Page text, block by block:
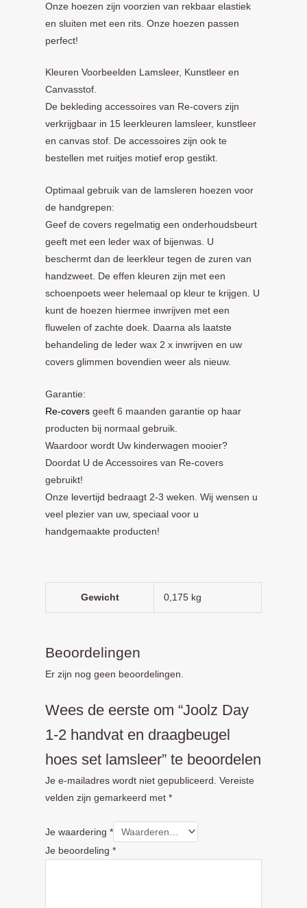
Onze hoezen zijn voorzien van rekbaar elastiek
en sluiten met een rits. Onze hoezen passen
perfect!
Kleuren Voorbeelden Lamsleer, Kunstleer en
Canvasstof.
De bekleding accessoires van Re-covers zijn
verkrijgbaar in 15 leerkleuren lamsleer, kunstleer
en canvas stof. De accessoires zijn ook te
bestellen met ruitjes motief erop gestikt.
Optimaal gebruik van de lamsleren hoezen voor
de handgrepen:
Geef de covers regelmatig een onderhoudsbeurt
geeft met een leder wax of bijenwas. U
beschermt dan de leerkleur tegen de zuren van
handzweet. De effen kleuren zijn met een
schoenpoets weer helemaal op kleur te krijgen. U
kunt de hoezen hiermee inwrijven met een
fluwelen of zachte doek. Daarna als laatste
behandeling de leder wax 2 x inwrijven en uw
covers glimmen bovendien weer als nieuw.
Garantie:
Re-covers geeft 6 maanden garantie op haar
producten bij normaal gebruik.
Waardoor wordt Uw kinderwagen mooier?
Doordat U de Accessoires van Re-covers
gebruikt!
Onze levertijd bedraagt 2-3 weken. Wij wensen u
veel plezier van uw, speciaal voor u
handgemaakte producten!
Gewicht 0,175 kg
Beoordelingen
Er zijn nog geen beoordelingen.
Wees de eerste om “Joolz Day
1-2 handvat en draagbeugel
hoes set lamsleer” te beoordelen
Je e-mailadres wordt niet gepubliceerd.
Vereiste
velden zijn gemarkeerd met *
Je waardering *
Je beoordeling *